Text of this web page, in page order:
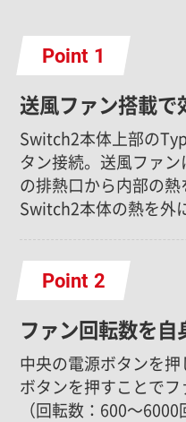
Point
送風ファン搭載で
Switch2本体上部の
タン接続。送風ファ
の排熱口から内部の
Switch2本体の熱を外
Point
ファン回転数を自
中央の電源ボタンを
ボタンを押すことでフ
（回転数：600～6000